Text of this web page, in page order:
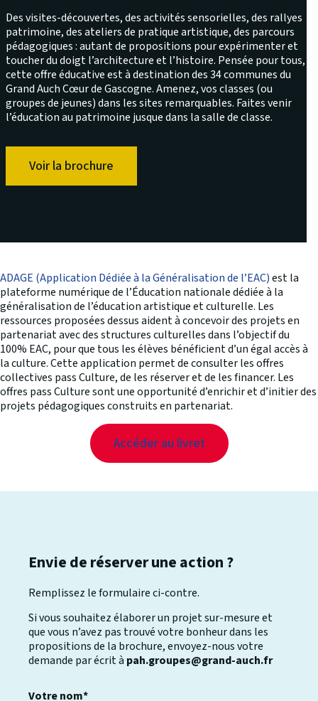
Des visites-découvertes, des activités sensorielles, des rallyes
patrimoine, des ateliers de pratique artistique, des parcours
pédagogiques : autant de propositions pour expérimenter et
toucher du doigt l’architecture et l’histoire. Pensée pour tous,
cette offre éducative est à destination des 34 communes du
Grand Auch Cœur de Gascogne. Amenez, vos classes (ou
groupes de jeunes) dans les sites remarquables. Faites venir
l’éducation au patrimoine jusque dans la salle de classe.
Voir la brochure
ADAGE (Application Dédiée à la Généralisation de l’EAC)est la
plateforme numérique de l’Éducation nationale dédiée à la
généralisation de l’éducation artistique et culturelle. Les
ressources proposées dessus aident à concevoir des projets en
partenariat avec des structures culturelles dans l’objectif du
100% EAC, pour que tous les élèves bénéficient d’un égal accès à
la culture. Cette application permet de consulter les offres
collectives pass Culture, de les réserver et de les financer. Les
offres pass Culture sont une opportunité d’enrichir et d’initier des
projets pédagogiques construits en partenariat.
Accéder au livret
Envie de réserver une action ?
Remplissez le formulaire ci-contre.
Si vous souhaitez élaborer un projet sur-mesure et
que vous n’avez pas trouvé votre bonheur dans les
propositions de la brochure, envoyez-nous votre
demande par écrit à pah.groupes@grand-auch.fr
Votre nom*